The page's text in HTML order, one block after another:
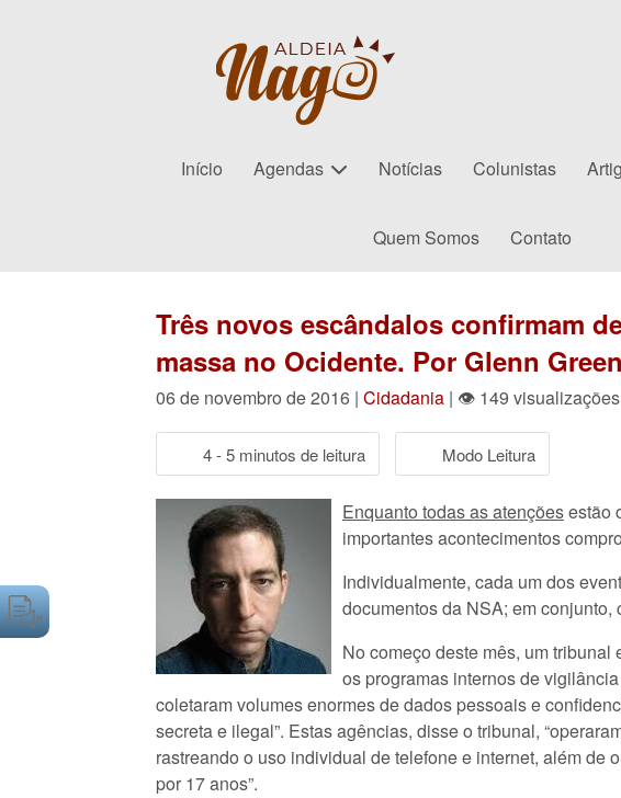
Início Agendas Notícias Colunistas
Quem Somos Contato
Três novos escândalos confirmam
massa no Ocidente. Por Glenn
06 de novembro de 2016 | Cidadania | 👁 149 visualizações
4 - 5 minutos de leitura Modo Leitura
Enquanto todas as atençõesestão
importantes acontecimentos
Individualmente, cada um dos
documentos da NSA; em
No começo deste mês, um
os programas internos de
coletaram volumes enormes de dados pessoais e
secreta e ilegal”. Estas agências, disse o tribunal,
rastreando o uso individual de telefone e internet, além
por 17 anos”.